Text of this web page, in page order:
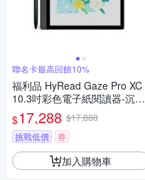
聯名卡最高回饋10%
福利品 HyRead Gaze Pro XC
10.3吋彩色電子紙閱讀器-沉穩
黑
$17,288 $17,888
挑戰低價
券
加入購物車